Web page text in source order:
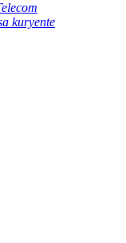
kuryente